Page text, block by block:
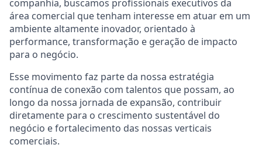
companhia, buscamos profissionais executivos da
área comercial que tenham interesse em atuar em um
ambiente altamente inovador, orientado à
performance, transformação e geração de impacto
para o negócio.
Esse movimento faz parte da nossa estratégia
contínua de conexão com talentos que possam, ao
longo da nossa jornada de expansão, contribuir
diretamente para o crescimento sustentável do
negócio e fortalecimento das nossas verticais
comerciais.